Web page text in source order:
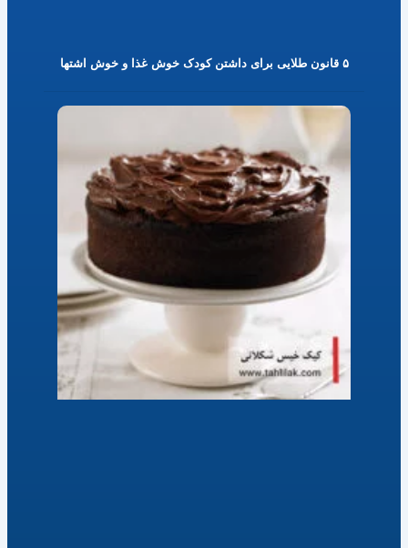
۵ قانون طلایی برای داشتن کودک خوش غذا و خوش اشتها